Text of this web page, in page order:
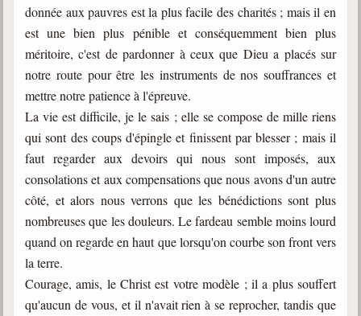
Belgique, Lux. et Canada
Fédérations spirites
Médias spirites
@
donnée aux pauvres est la plus facile des charités ; mais il en
est une bien plus pénible et conséquemment bien plus
méritoire, c'est de pardonner à ceux que Dieu a placés sur
notre route pour être les instruments de nos souffrances et
mettre notre patience à l'épreuve.
La vie est difficile, je le sais ; elle se compose de mille riens
qui sont des coups d'épingle et finissent par blesser ; mais il
faut regarder aux devoirs qui nous sont imposés, aux
consolations et aux compensations que nous avons d'un autre
côté, et alors nous verrons que les bénédictions sont plus
nombreuses que les douleurs. Le fardeau semble moins lourd
quand on regarde en haut que lorsqu'on courbe son front vers
la terre.
Courage, amis, le Christ est votre modèle ; il a plus souffert
qu'aucun de vous, et il n'avait rien à se reprocher, tandis que